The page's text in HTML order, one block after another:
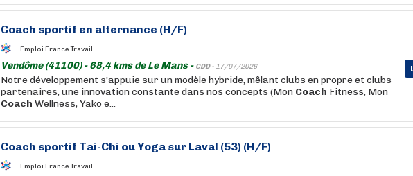
Coach sportif en alternance (H/F)
Emploi France Travail
Vendôme (41100) - 68,4 kms de Le Mans - CDD - 17/07/2026
Notre développement s'appuie sur un modèle hybride, mêlant clubs en propre et clubs
partenaires, une innovation constante dans nos concepts (Mon Coach Fitness, Mon
Coach Wellness, Yako e...
Coach sportif Tai-Chi ou Yoga sur Laval (53) (H/F)
Emploi France Travail